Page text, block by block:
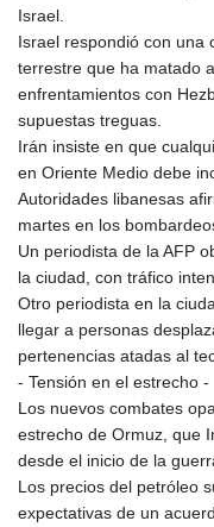
Israel.
Israel respondió con una
terrestre que ha matado
enfrentamientos con
supuestas treguas.
Irán insiste en que
en Oriente Medio debe
Autoridades libanesas
martes en los
Un periodista de la AFP
la ciudad, con tráfico
Otro periodista en la
llegar a personas
pertenencias atadas al
- Tensión en el estrecho -
Los nuevos combates
estrecho de Ormuz, que
desde el inicio de la
Los precios del petróleo
expectativas de un